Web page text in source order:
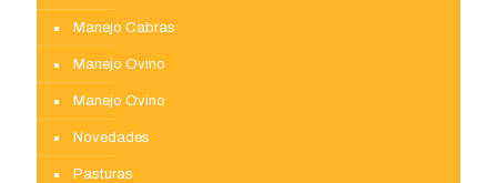
Manejo Cabras
Manejo Ovino
Manejo Ovino
Novedades
Pasturas